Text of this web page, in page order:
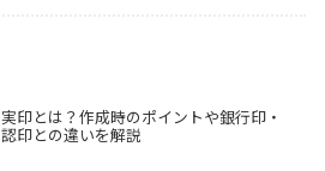
実印とは？作成時のポイントや銀行印・
認印との違いを解説